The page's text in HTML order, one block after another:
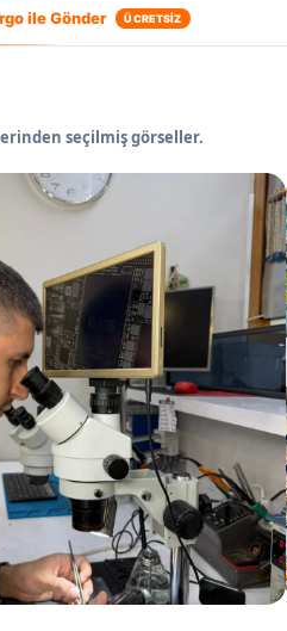
ile Gönder ÜCRETSİZ
seçilmiş görseller.